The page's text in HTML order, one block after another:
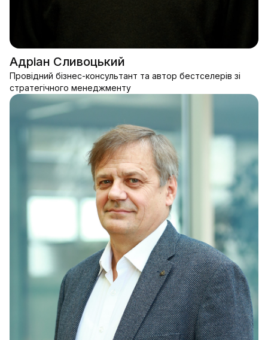
Адріан Сливоцький
Провідний бізнес-консультант та автор бестселерів зі
стратегічного менеджменту